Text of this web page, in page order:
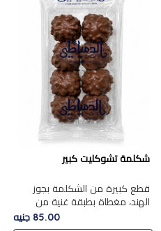
شكلمة تشوكليت كبير
قطع كبيرة من الشكلمة بجوز
الهند، مغطاة بطبقة غنية من
الشوكولاتة الفاخرة لتجمع بين
القوام الطري من الداخل مركز جوز
85.00 جنيه